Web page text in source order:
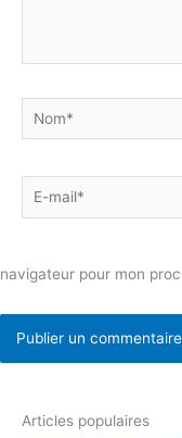
Nom*
E-
mail*
navigateur pour mon
Articles populaires